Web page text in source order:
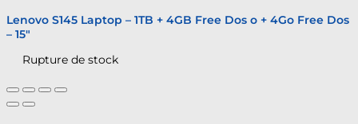
Lenovo S145 Laptop – 1TB + 4GB Free Dos o + 4Go Free Dos
– 15″
Rupture de stock